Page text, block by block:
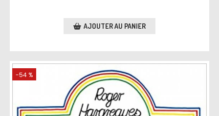
AJOUTER AU PANIER
-54 %